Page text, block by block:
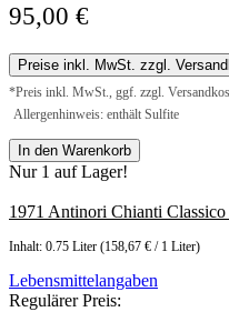
95,00 €
Preise inkl. MwSt. zzgl.
*Preis inkl. MwSt., ggf. zzgl.
Allergenhinweis: enthält Sulfite
In den Warenkorb
Nur 1 auf Lager!
1971 Antinori Chianti
Inhalt: 0.75 Liter (158,67 € / 1 Liter)
Lebensmittelangaben
Regulärer Preis: